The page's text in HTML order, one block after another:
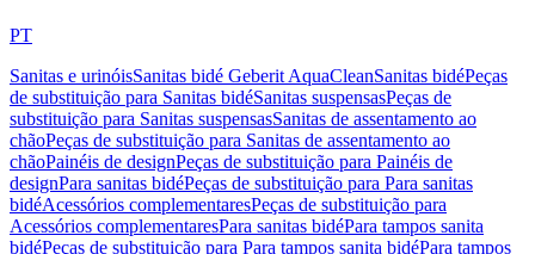
PT
Sanitas e urinóisSanitas bidé Geberit AquaCleanSanitas bidéPeças
de substituição para Sanitas bidéSanitas suspensasPeças de
substituição para Sanitas suspensasSanitas de assentamento ao
chãoPeças de substituição para Sanitas de assentamento ao
chãoPainéis de designPeças de substituição para Painéis de
designPara sanitas bidéPeças de substituição para Para sanitas
bidéAcessórios complementaresPeças de substituição para
Acessórios complementaresPara sanitas bidéPara tampos sanita
bidéPeças de substituição para Para tampos sanita bidéPara tampos